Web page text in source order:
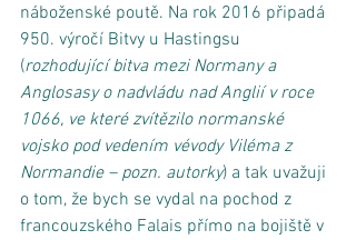
náboženské poutě. Na rok 2016 připadá
950. výročí Bitvy u Hastingsu
(rozhodující bitva mezi Normany a
Anglosasy o nadvládu nad Anglií v roce
1066, ve které zvítězilo normanské
vojsko pod vedením vévody Viléma z
Normandie – pozn. autorky) a tak uvažuji
o tom, že bych se vydal na pochod z
francouzského Falais přímo na bojiště v